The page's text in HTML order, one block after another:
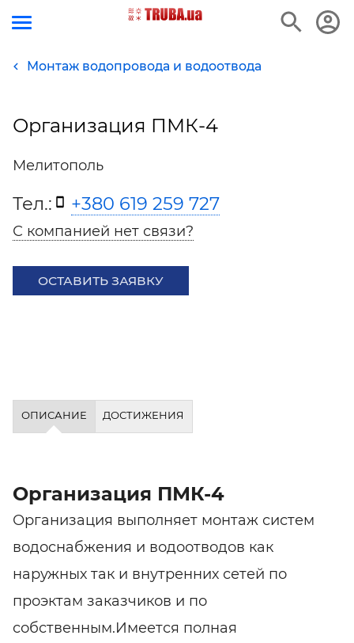
Монтаж водопровода и водоотвода
Организация ПМК-4
Мелитополь
Тел.: +380 619 259 727
С компанией нет связи?
ОСТАВИТЬ ЗАЯВКУ
ОПИСАНИЕ ДОСТИЖЕНИЯ
Организация ПМК-4
Организация выполняет монтаж систем
водоснабжения и водоотводов как
наружных так и внутренних сетей по
проэктам заказчиков и по
собственным.Имеется полная